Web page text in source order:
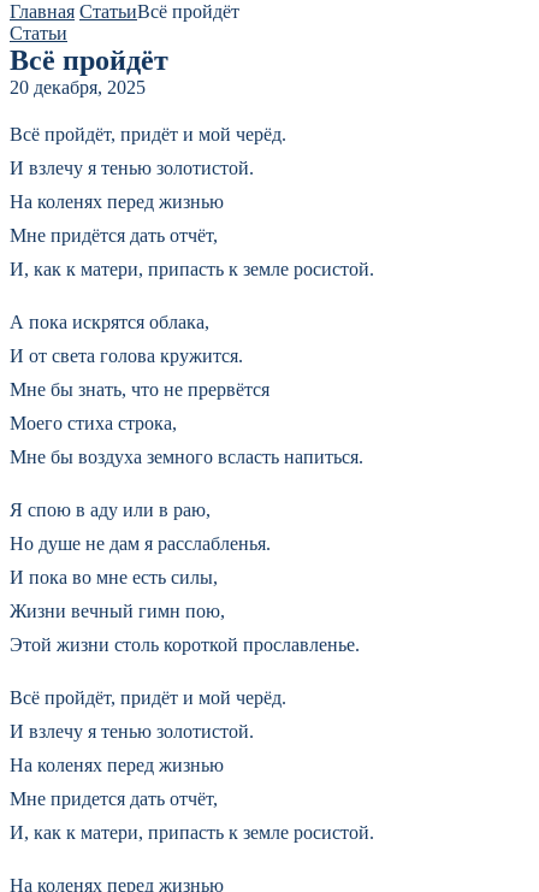
Главная СтатьиВсё пройдёт
Статьи
Всё пройдёт
20 декабря, 2025
Всё пройдёт, придёт и мой черёд.
И взлечу я тенью золотистой.
На коленях перед жизнью
Мне придётся дать отчёт,
И, как к матери, припасть к земле росистой.
А пока искрятся облака,
И от света голова кружится.
Мне бы знать, что не прервётся
Моего стиха строка,
Мне бы воздуха земного всласть напиться.
Я спою в аду или в раю,
Но душе не дам я расслабленья.
И пока во мне есть силы,
Жизни вечный гимн пою,
Этой жизни столь короткой прославленье.
Всё пройдёт, придёт и мой черёд.
И взлечу я тенью золотистой.
На коленях перед жизнью
Мне придется дать отчёт,
И, как к матери, припасть к земле росистой.
На коленях перед жизнью